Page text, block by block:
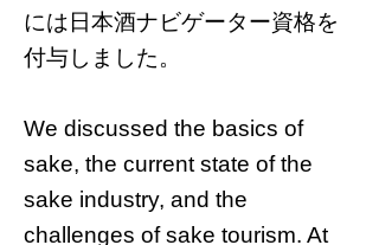
には日本酒ナビゲーター資格を
付与しました。
We discussed the basics of
sake, the current state of the
sake industry, and the
challenges of sake tourism. At